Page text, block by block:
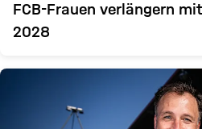
FCB-Frauen verlängern
2028